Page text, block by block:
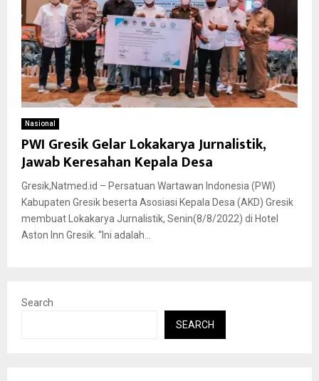
Nasional
PWI Gresik Gelar Lokakarya Jurnalistik,
Jawab Keresahan Kepala Desa
Gresik,Natmed.id – Persatuan Wartawan Indonesia (PWI)
Kabupaten Gresik beserta Asosiasi Kepala Desa (AKD) Gresik
membuat Lokakarya Jurnalistik, Senin(8/8/2022) di Hotel
Aston Inn Gresik. “Ini adalah...
Search
SEARCH